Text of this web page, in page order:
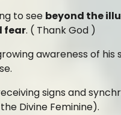
to see beyond the
fear. ( Thank God )
awareness of
signs and
Divine Feminine).